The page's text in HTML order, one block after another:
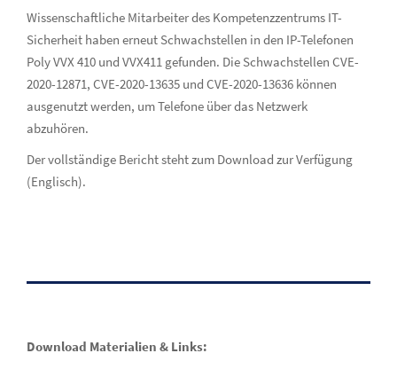
Wissenschaftliche Mitarbeiter des Kompetenzzentrums IT-
Sicherheit haben erneut Schwachstellen in den IP-Telefonen
Poly VVX 410 und VVX411 gefunden. Die Schwachstellen CVE-
2020-12871, CVE-2020-13635 und CVE-2020-13636 können
ausgenutzt werden, um Telefone über das Netzwerk
abzuhören.
Der vollständige Bericht steht zum Download zur Verfügung
(Englisch).
Download Materialien & Links: